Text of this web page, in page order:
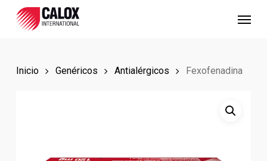
Inicio Genéricos Antialérgicos Fexofenadina